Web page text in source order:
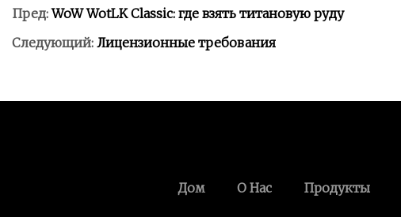
Пред:WoW WotLK Classic: где взять титановую руду
Следующий: Лицензионные требования
Дом О Нас Продукты